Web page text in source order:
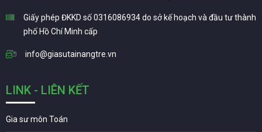
Giấy phép ĐKKD số 0316086934 do sở kế hoạch và đầu tư thành
phố Hồ Chí Minh cấp
info@giasutainangtre.vn
LINK - LIÊN KẾT
Gia sư môn Toán